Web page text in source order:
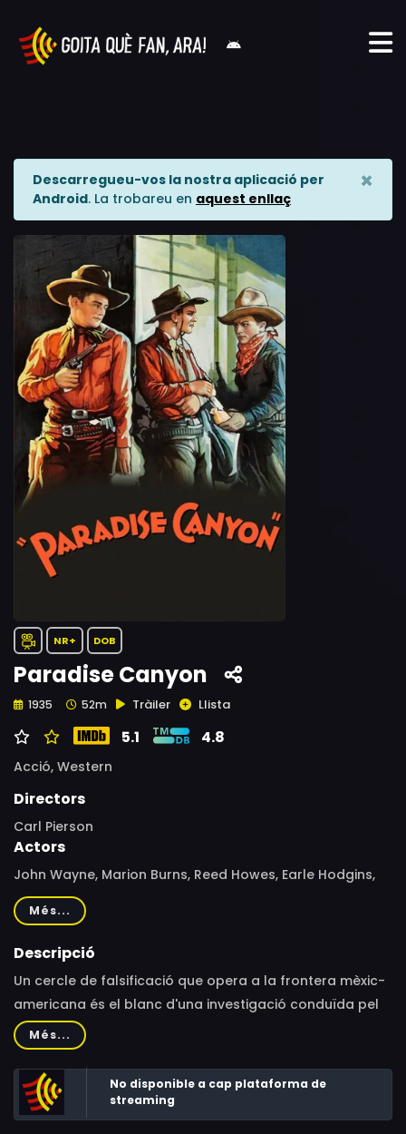
Descarregueu-vos la nostra aplicació per
Android. La trobareu en aquest enllaç
×
NR+ DOB
Paradise Canyon
1935 52m Tràiler Llista
5.1 4.8
Acció, Western
Directors
Carl Pierson
Actors
John Wayne, Marion Burns, Reed Howes, Earle Hodgins,
Gino Corrado, Yakima Canutt, Perry Murdock, Gordon
Clifford, Henry Hall, Joe Dominguez, Herman Hack, James
Sheridan
Més...
Descripció
Un cercle de falsificació que opera a la frontera mèxic-
americana és el blanc d'una investigació conduïda pel
comissari John Wyatt (John Wayne). Unint-se al xou
medicinal del Dr. Carter com un precís traïdor, Wyatt
pretén capturar la banda. Del que no se n'ha adonat és
que el cervell del pla és l'ex-soci del Dr. Carter, que no
pararà fins a assassinar Carter i raptar la seva bella
Més...
No disponible a cap plataforma de
streaming